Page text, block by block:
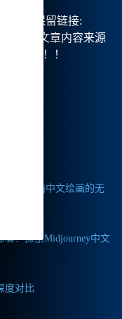
载请保留链接:
，部分文章内容来源
谢谢！！！
新时代
作乐趣
？探索Mj中文绘画的无
署？探索Midjourney中文
度对比